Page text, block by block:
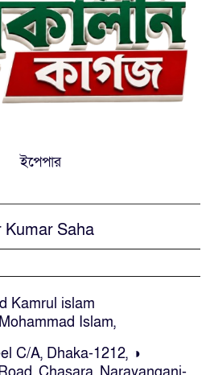
সোনারগাঁয়ের জলাবদ্ধতা নিরসনে দ্রুত
পদক্ষেপের নির্দেশ: বিভাগীয়
কমিশনারের
নারায়ণগঞ্জে দিনমজুরের রহস্যজনক
প্রাণনাশের আশঙ্কা থাকলেও ডিসেম্বরের
নির্দিষ্ট কোনো মামলা না থাকলে ‘শ্যোন
অ্যারেস্ট’ নয়, হাইকোর্টের আদেশ
স্থগিত
লাশ আনা’সহ পূর্ণ সহায়তার আশ্বাস
ইপেপার
Kumar Saha
Kamrul islam
Islam,
C/A, Dhaka-1212, ◑